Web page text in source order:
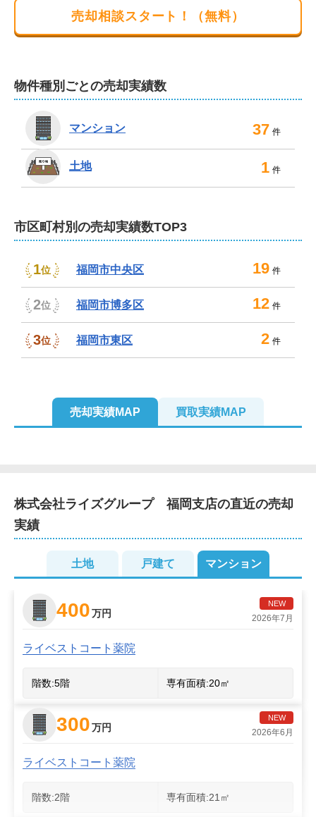
ちしております！！
売却相談スタート！（無料）
物件種別ごとの売却実績数
マンション 37 件
土地 1 件
市区町村別の売却実績数TOP3
1位 福岡市中央区 19 件
2位 福岡市博多区 12 件
3位 福岡市東区 2 件
売却実績MAP 買取実績MAP
4
4
株式会社ライズグループ　福岡支店の直近の売却
実績
土地 戸建て マンション
NEW
400万円 2026年7月
ライベストコート薬院
階数:5階 専有面積:20㎡
NEW
300万円 2026年6月
ライベストコート薬院
階数:2階 専有面積:21㎡